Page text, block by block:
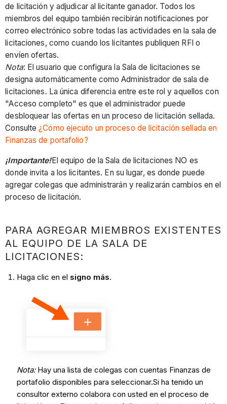
de licitación y adjudicar al licitante ganador. Todos los
miembros del equipo también recibirán notificaciones por
correo electrónico sobre todas las actividades en la sala de
licitaciones, como cuando los licitantes publiquen RFI o
envíen ofertas.
Nota: El usuario que configura la Sala de licitaciones se
designa automáticamente como Administrador de sala de
licitaciones. La única diferencia entre este rol y aquellos con
"Acceso completo" es que el administrador puede
desbloquear las ofertas en un proceso de licitación sellada.
Consulte¿Cómo ejecuto un proceso de licitación sellada en
Finanzas de portafolio?
¡Importante!El equipo de la Sala de licitaciones NO es
donde invita a los licitantes. En su lugar, es donde puede
agregar colegas que administrarán y realizarán cambios en el
proceso de licitación.
PARA AGREGAR MIEMBROS EXISTENTES
AL EQUIPO DE LA SALA DE
LICITACIONES:
Haga clic en el signo más.
Nota: Hay una lista de colegas con cuentas Finanzas de
portafolio disponibles para seleccionar.Si ha tenido un
consultor externo colabora con usted en el proceso de